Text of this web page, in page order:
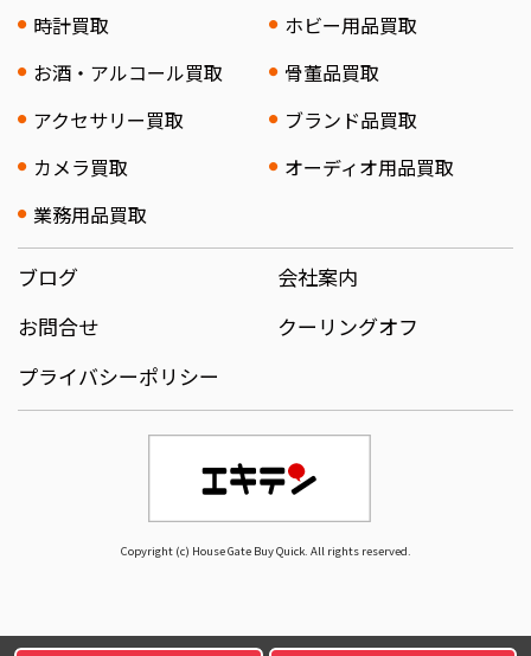
時計買取
ホビー用品買取
お酒・アルコール買取
骨董品買取
アクセサリー買取
ブランド品買取
カメラ買取
オーディオ用品買取
業務用品買取
ブログ
会社案内
お問合せ
クーリングオフ
プライバシーポリシー
Copyright (c) House Gate Buy Quick. All rights reserved.